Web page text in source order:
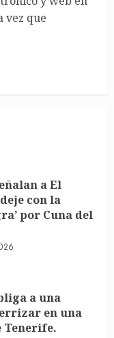
vez que
a El
con la
por Cuna del
a una
en una
Tenerife.